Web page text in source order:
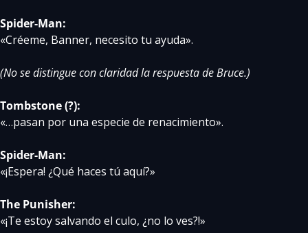
Spider-Man:
«Créeme, Banner, necesito tu ayuda».
(No se distingue con claridad la respuesta de Bruce.)
Tombstone (?):
«…pasan por una especie de renacimiento».
Spider-Man:
«¡Espera! ¿Qué haces tú aquí?»
The Punisher:
«¡Te estoy salvando el culo, ¿no lo ves?!»